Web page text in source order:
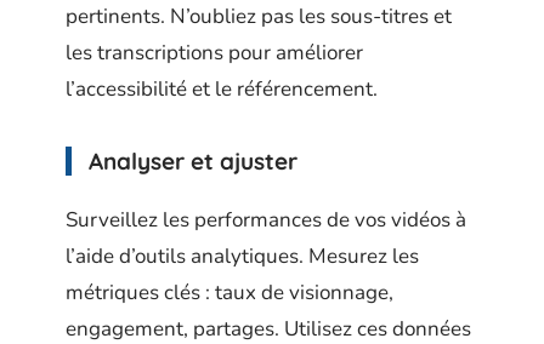
pertinents. N’oubliez pas les sous-titres et
les transcriptions pour améliorer
l’accessibilité et le référencement.
Analyser et ajuster
Surveillez les performances de vos vidéos à
l’aide d’outils analytiques. Mesurez les
métriques clés : taux de visionnage,
engagement, partages. Utilisez ces données